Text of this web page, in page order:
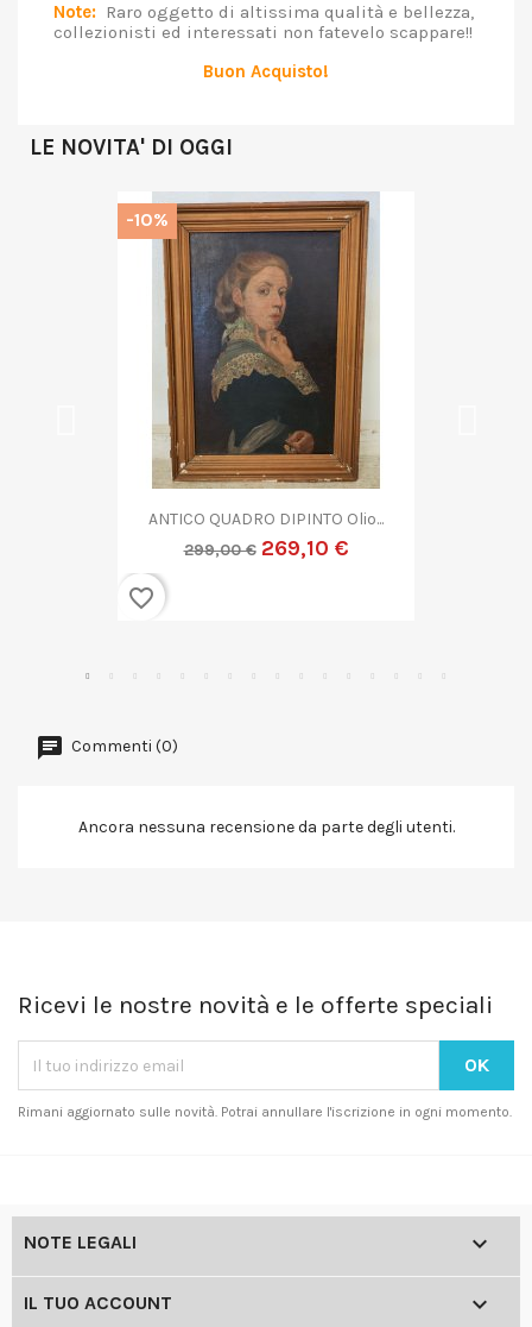
Note: Raro oggetto di altissima qualità e bellezza,
collezionisti ed interessati non fatevelo scappare!!
Buon Acquisto!
LE NOVITA' DI OGGI
QUADRO DIPINTO ASTRATTO G....
299,00 €
-10%
Commenti (0)
Ancora nessuna recensione da parte degli utenti.
Ricevi le nostre novità e le offerte speciali
Rimani aggiornato sulle novità. Potrai annullare l'iscrizione in ogni momento.
NOTE LEGALI 
IL TUO ACCOUNT 